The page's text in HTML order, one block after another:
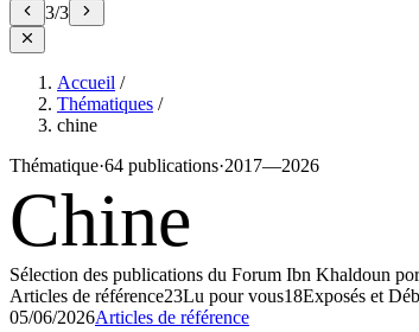
3/3
Accueil /
Thématiques /
chine
Thématique·64 publications·2017—2026
Chine
Sélection des publications du Forum Ibn Khaldoun
Articles de référence23Lu pour vous18Exposés et
05/06/2026Articles de référence